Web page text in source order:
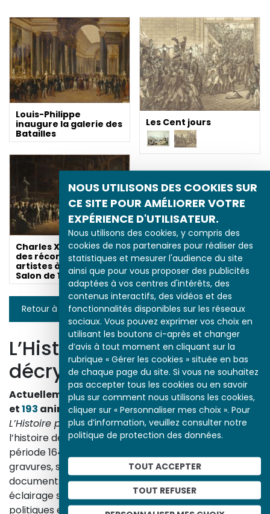
NOUS UTILISONS DES COOKIES SUR
CE SITE POUR AMÉLIORER VOTRE
EXPÉRIENCE D'UTILISATEUR.
Nous utilisons des cookies, y compris des
cookies de nos partenaires pour réaliser des
statistiques et mesurer l'audience du site
ainsi que pour vous proposer des publicités
adaptées à vos centres d'intérêts, des
contenus interactifs, des vidéos et des
fonctionnalités disponibles sur les réseaux
sociaux. Vous pouvez exprimer vos choix en
utilisant les boutons ci-après et changer
d’avis à tout moment en cliquant sur la
rubrique « Gérer les cookies » située en bas
de chaque page du site. Si vous ne souhaitez
pas accepter tous les cookies ou en savoir
plus sur comment nous utilisons les cookies,
cliquer sur « Personnaliser mes choix ». Pour
plus d’information, veuillez consulter notre
politique de protection des données.
TOUT ACCEPTER
TOUT REFUSER
Louis-Philippe
inaugure la galerie des
Batailles
Les Cent jours
Charles X distribuant
des récompenses aux
artistes à la fin du
Salon de 1824
Retour à la liste
L’Histoire par l’image
décrypte l’histoire
Actuellement en ligne3153 œuvres,1748études
et193 animations.
L’Histoire par l’imageexplore les événements de
l’histoire de France et les évolutions majeures de la
période 1643-1945. À travers des peintures, dessins,
gravures, sculptures, photographies, affiches,
documents d’archives, nos études proposent un
éclairage sur les réalités sociales, économiques,
politiques et culturelles d’une époque.